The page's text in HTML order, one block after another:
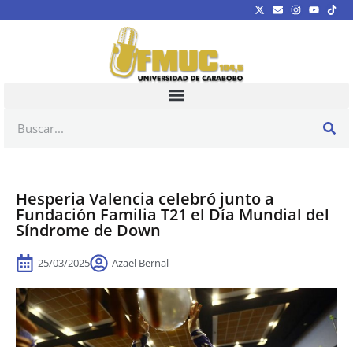
Hesperia Valencia celebró junto a
Fundación Familia T21 el Día Mundial del
Síndrome de Down
25/03/2025 Azael Bernal